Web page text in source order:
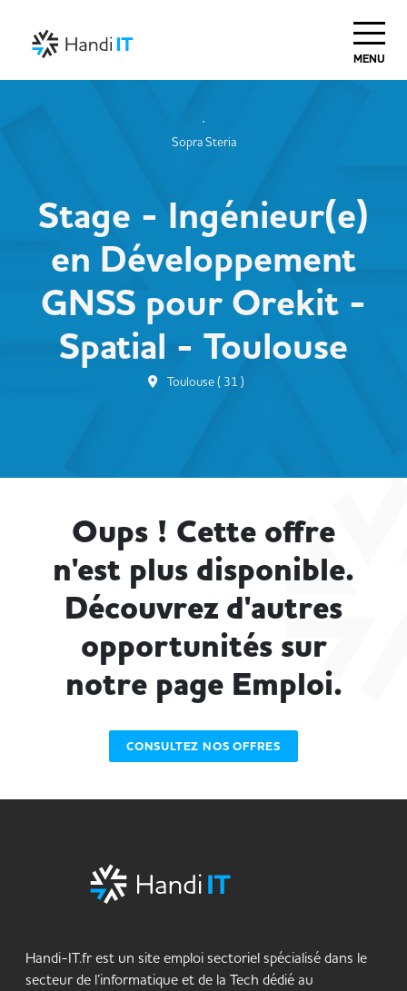
MENU
Sopra Steria
Stage - Ingénieur(e)
en Développement
GNSS pour Orekit -
Spatial - Toulouse
Toulouse ( 31 )
Oups ! Cette offre
n'est plus disponible.
Découvrez d'autres
opportunités sur
notre page Emploi.
CONSULTEZ NOS OFFRES
Handi-IT.fr est un site emploi sectoriel spécialisé dans le
secteur de l’informatique et de la Tech dédié au